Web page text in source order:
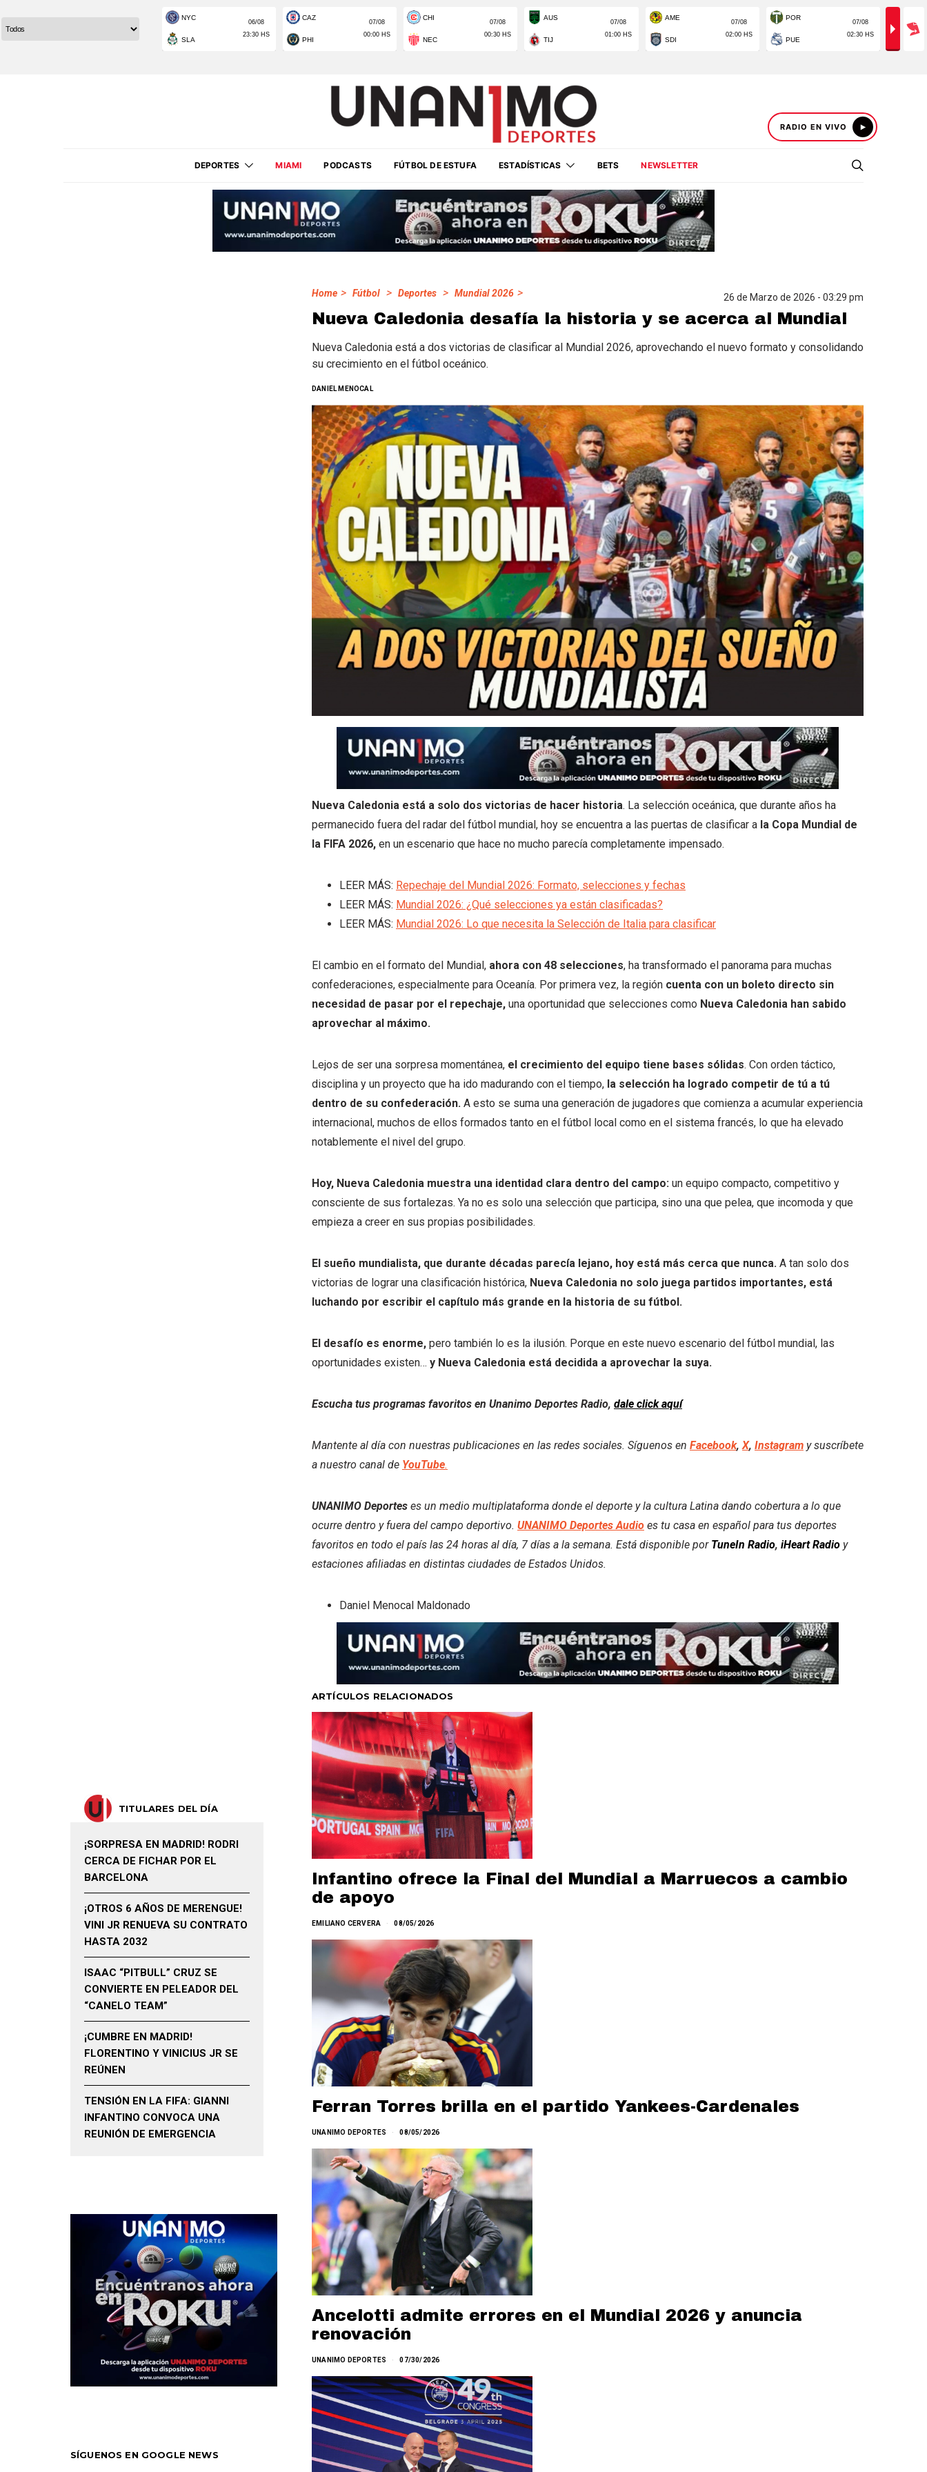
RADIO EN VIVO
DEPORTES MIAMI PODCASTS FÚTBOL DE ESTUFA ESTADÍSTICAS BETS NEWSLETTER
Home > Fútbol > Deportes > Mundial 2026 > 26 de Marzo de 2026 - 03:29 pm
Nueva Caledonia desafía la historia y se acerca al Mundial
Nueva Caledonia está a dos victorias de clasificar al Mundial 2026, aprovechando el nuevo formato y consolidando
su crecimiento en el fútbol oceánico.
DANIEL MENOCAL
Nueva Caledonia está a solo dos victorias de hacer historia. La selección oceánica, que durante años ha
permanecido fuera del radar del fútbol mundial, hoy se encuentra a las puertas de clasificar a la Copa Mundial de
la FIFA 2026, en un escenario que hace no mucho parecía completamente impensado.
LEER MÁS: Repechaje del Mundial 2026: Formato, selecciones y fechas
LEER MÁS: Mundial 2026: ¿Qué selecciones ya están clasificadas?
LEER MÁS: Mundial 2026: Lo que necesita la Selección de Italia para clasificar
El cambio en el formato del Mundial, ahora con 48 selecciones, ha transformado el panorama para muchas
confederaciones, especialmente para Oceanía. Por primera vez, la región cuenta con un boleto directo sin
necesidad de pasar por el repechaje, una oportunidad que selecciones como Nueva Caledonia han sabido
aprovechar al máximo.
Lejos de ser una sorpresa momentánea, el crecimiento del equipo tiene bases sólidas. Con orden táctico,
disciplina y un proyecto que ha ido madurando con el tiempo, la selección ha logrado competir de tú a tú
dentro de su confederación. A esto se suma una generación de jugadores que comienza a acumular experiencia
internacional, muchos de ellos formados tanto en el fútbol local como en el sistema francés, lo que ha elevado
notablemente el nivel del grupo.
Hoy, Nueva Caledonia muestra una identidad clara dentro del campo: un equipo compacto, competitivo y
consciente de sus fortalezas. Ya no es solo una selección que participa, sino una que pelea, que incomoda y que
empieza a creer en sus propias posibilidades.
El sueño mundialista, que durante décadas parecía lejano, hoy está más cerca que nunca. A tan solo dos
victorias de lograr una clasificación histórica, Nueva Caledonia no solo juega partidos importantes, está
luchando por escribir el capítulo más grande en la historia de su fútbol.
El desafío es enorme, pero también lo es la ilusión. Porque en este nuevo escenario del fútbol mundial, las
oportunidades existen… y Nueva Caledonia está decidida a aprovechar la suya.
Escucha tus programas favoritos en Unanimo Deportes Radio, dale click aquí
Mantente al día con nuestras publicaciones en las redes sociales. Síguenos en Facebook, X, Instagram y suscríbete
a nuestro canal de YouTube.
UNANIMO Deportes es un medio multiplataforma donde el deporte y la cultura Latina dando cobertura a lo que
ocurre dentro y fuera del campo deportivo. UNANIMO Deportes Audio es tu casa en español para tus deportes
favoritos en todo el país las 24 horas al día, 7 días a la semana. Está disponible por TuneIn Radio, iHeart Radio y
estaciones afiliadas en distintas ciudades de Estados Unidos.
Daniel Menocal Maldonado
ARTÍCULOS RELACIONADOS
Infantino ofrece la Final del Mundial a Marruecos a cambio
de apoyo
EMILIANO CERVERA 08/05/2026
Ferran Torres brilla en el partido Yankees-Cardenales
UNANIMO DEPORTES 08/05/2026
Ancelotti admite errores en el Mundial 2026 y anuncia
renovación
UNANIMO DEPORTES 07/30/2026
TITULARES DEL DÍA
¡SORPRESA EN MADRID! RODRI
CERCA DE FICHAR POR EL
BARCELONA
¡OTROS 6 AÑOS DE MERENGUE!
VINI JR RENUEVA SU CONTRATO
HASTA 2032
ISAAC “PITBULL” CRUZ SE
CONVIERTE EN PELEADOR DEL
“CANELO TEAM”
¡CUMBRE EN MADRID!
FLORENTINO Y VINICIUS JR SE
REÚNEN
TENSIÓN EN LA FIFA: GIANNI
INFANTINO CONVOCA UNA
REUNIÓN DE EMERGENCIA
SÍGUENOS EN GOOGLE NEWS